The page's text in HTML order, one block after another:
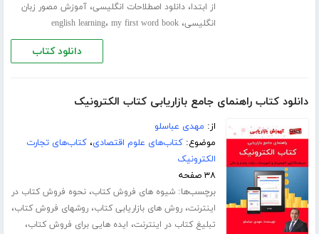
از ابتدا،دانلود اصطلاحات انگلیسی،آموزش مصور زبان
انگلیسی، english learning، my first word book
دانلود کتاب
دانلود کتاب راهنمای جامع بازاریابی کتاب الکترونیک
از: مهدی عباسلو
موضوع:کتاب‌های علوم اقتصادی،کتاب‌های تجارت
الکترونیک
۳۸ صفحه
برچسب‌ها:شیوه های فروش کتاب،نحوه فروش کتاب در
اینترنت،روش های بازاریابی کتاب،روشهای فروش کتاب،
تبلیغ کتاب در اینترنت، ایده هایی برای فروش کتاب،